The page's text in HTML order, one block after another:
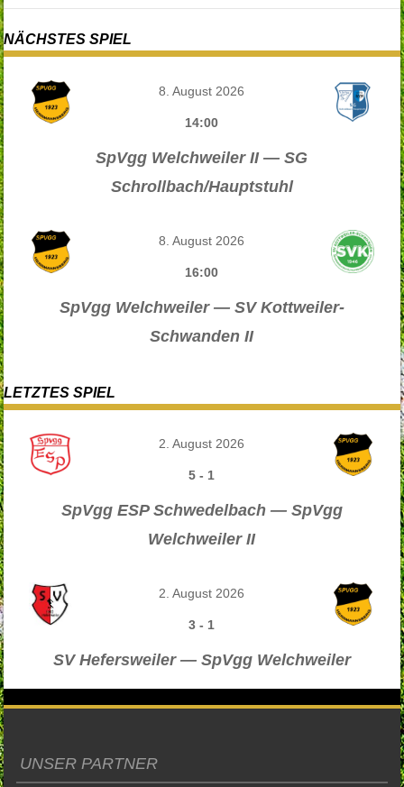
NÄCHSTES SPIEL
8. August 2026
14:00
SpVgg Welchweiler II — SG
Schrollbach/Hauptstuhl
8. August 2026
16:00
SpVgg Welchweiler — SV Kottweiler-
Schwanden II
LETZTES SPIEL
2. August 2026
5 - 1
SpVgg ESP Schwedelbach — SpVgg
Welchweiler II
2. August 2026
3 - 1
SV Hefersweiler — SpVgg Welchweiler
UNSER PARTNER